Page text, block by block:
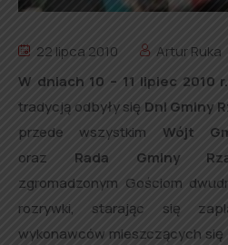
22 lipca 2010
Artur Ruka
W dniach 10 – 11 lipiec 2010 r.
tradycją odbyły się Dni Gminy
przede wszystkim Wójt
oraz Rada Gminy
zgromadzonym Gościom
rozrywki, starając się
wykonawców mieszczących